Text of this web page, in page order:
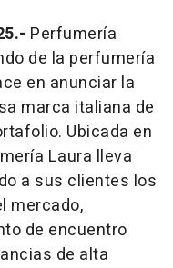
Perfumería
de la perfumería
en anunciar la
marca italiana de
Ubicada en
Laura lleva
a sus clientes los
mercado,
de encuentro
de alta